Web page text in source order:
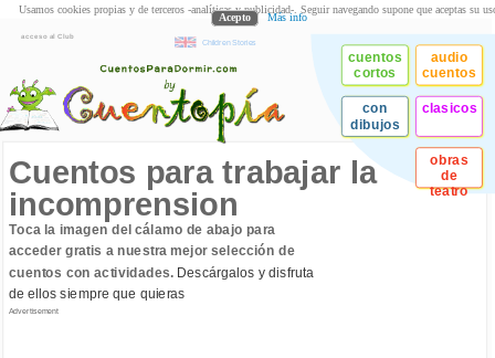
acceso al Club
Children Stories
cuentos
cortos
audio
cuentos
con
dibujos
clasicos
obras
de
teatro
Cuentos para trabajar la
incomprension
Toca la imagen del cálamo de abajo para
acceder gratis a nuestra mejor selección de
cuentos con actividades.Descárgalos y disfruta
de ellos siempre que quieras
Advertisement
Usamos cookies propias y de terceros -analíticas y publicidad-. Seguir navegando supone que aceptas su
Acepto Más info